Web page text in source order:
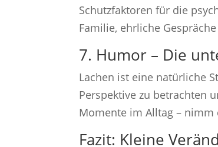
Schutzfaktoren für die
Familie, ehrliche
7. Humor – Die
Lachen ist eine natürliche
Perspektive zu betrachten
Momente im Alltag –
Fazit: Kleine